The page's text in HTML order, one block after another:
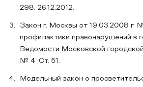
298. 26.12.2012.
Закон г. Москвы от 19.03.2008 г.
профилактики правонарушений в
Ведомости Московской
№ 4. Ст. 51.
Модельный закон о